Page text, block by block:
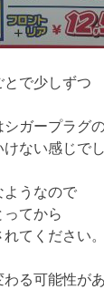
で少しずつ
ガープラグ
ない感じでし
ようなので
てから
てください。
る可能性があ